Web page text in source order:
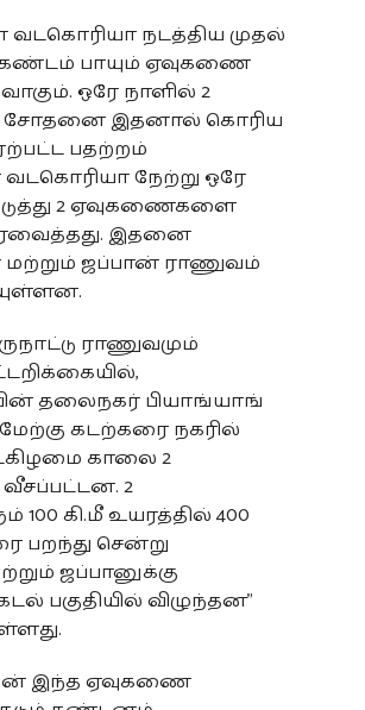
நடத்திய முதல்
பாயும் ஏவுகணை
ஒரே நாளில் 2
இதனால் கொரிய
பதற்றம்
நேற்று ஒரே
2 ஏவுகணைகளை
இதனை
ஜப்பான் ராணுவம்
ராணுவமும்
தலைநகர் பியாங்யாங்
கடற்கரை நகரில்
காலை 2
2
கி.மீ உயரத்தில் 400
பறந்து சென்று
ஜப்பானுக்கு
பகுதியில் விழுந்தன”
இந்த ஏவுகணை